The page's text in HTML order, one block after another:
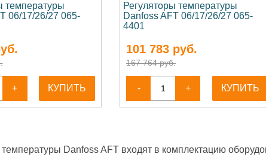
температуры
06/17/26/27 065-
+ КУПИТЬ
Регуляторы температуры
Danfoss AFT 06/17/26/27 065-
4401
101 783 руб.
167 764 руб.
- + КУПИТЬ
температуры Danfoss AFT входят в комплектацию